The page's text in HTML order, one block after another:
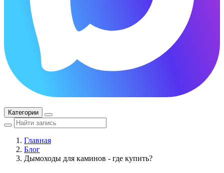
Категории
Главная
Блог
Дымоходы для каминов - где купить?